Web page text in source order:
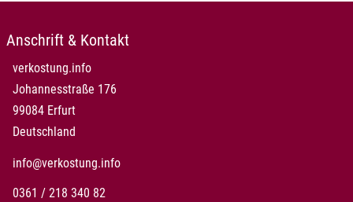
Anschrift & Kontakt
verkostung.info
Johannesstraße 176
99084 Erfurt
Deutschland
info@verkostung.info
0361 / 218 340 82